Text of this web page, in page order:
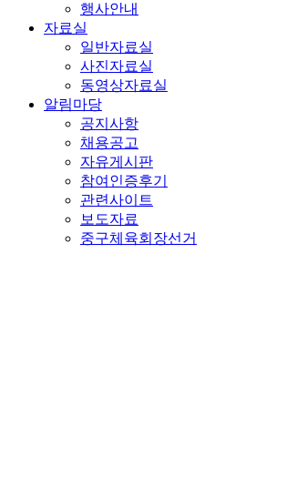
행사안내
자료실
일반자료실
사진자료실
동영상자료실
알림마당
공지사항
채용공고
자유게시판
참여인증후기
관련사이트
보도자료
중구체육회장선거